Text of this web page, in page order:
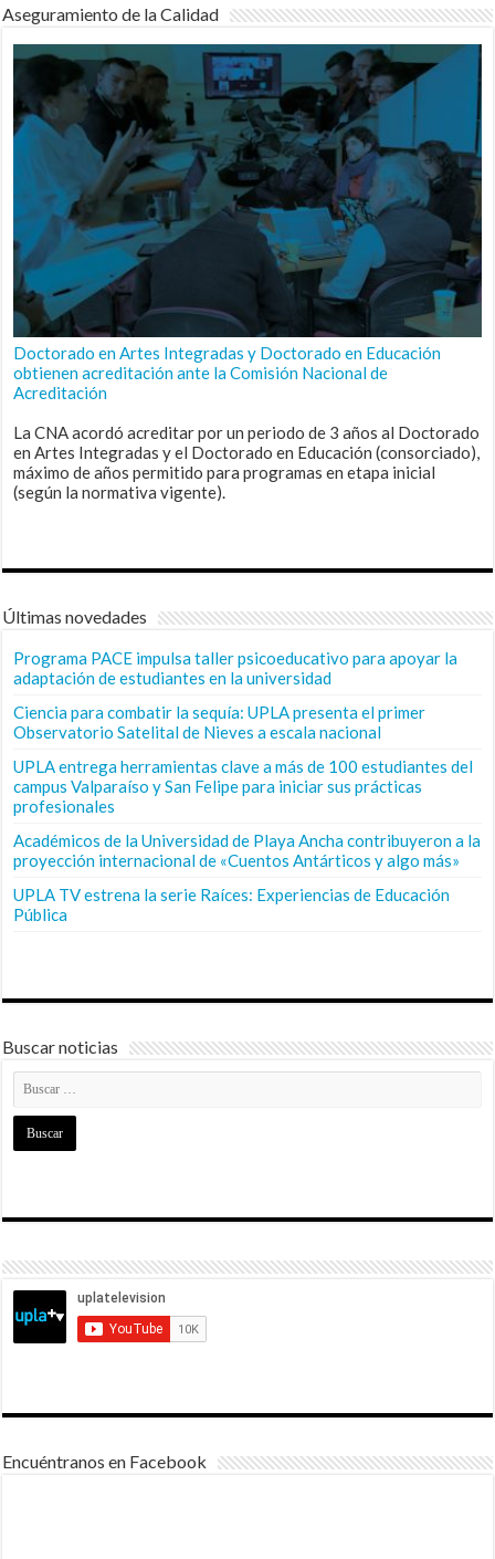
Aseguramiento de la Calidad
Doctorado en Artes Integradas y Doctorado en Educación
obtienen acreditación ante la Comisión Nacional de
Acreditación
La CNA acordó acreditar por un periodo de 3 años al Doctorado
en Artes Integradas y el Doctorado en Educación (consorciado),
máximo de años permitido para programas en etapa inicial
(según la normativa vigente).
Últimas novedades
Programa PACE impulsa taller psicoeducativo para apoyar la
adaptación de estudiantes en la universidad
Ciencia para combatir la sequía: UPLA presenta el primer
Observatorio Satelital de Nieves a escala nacional
UPLA entrega herramientas clave a más de 100 estudiantes del
campus Valparaíso y San Felipe para iniciar sus prácticas
profesionales
Académicos de la Universidad de Playa Ancha contribuyeron a la
proyección internacional de «Cuentos Antárticos y algo más»
UPLA TV estrena la serie Raíces: Experiencias de Educación
Pública
Buscar noticias
Encuéntranos en Facebook